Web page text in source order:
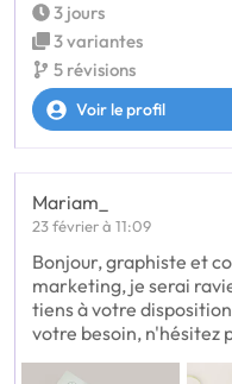
3 jours
3 variantes
5 révisions
Voir le profil
Mariam_
23 février à 11:09
Bonjour, graphiste et
marketing, je serai
tiens à votre
votre besoin, n'hésitez